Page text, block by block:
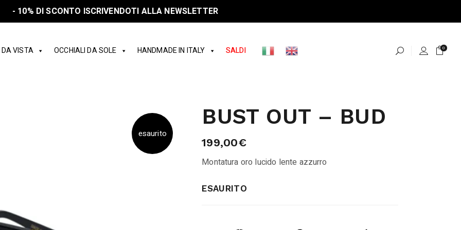
- 10% DI SCONTO ISCRIVENDOTI ALLA NEWSLETTER
VISTA OCCHIALI DA SOLE HANDMADE IN ITALY SALDI 0
esaurito
BUST OUT – BUD
199,00€
Montatura oro lucido lente azzurro
ESAURITO